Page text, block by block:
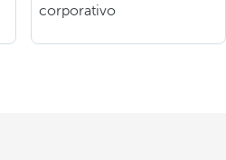
corporativo